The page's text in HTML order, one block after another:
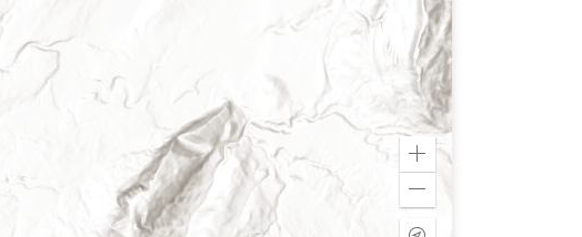
Zoom
out